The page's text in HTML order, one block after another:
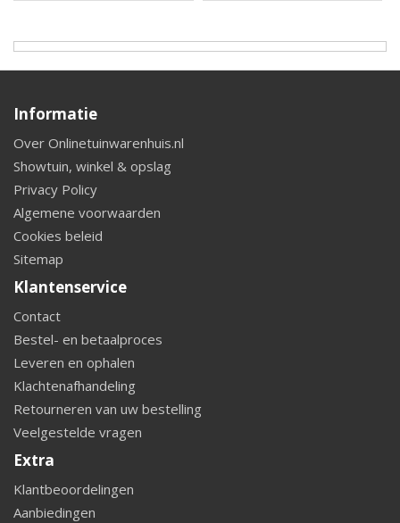
Informatie
Over Onlinetuinwarenhuis.nl
Showtuin, winkel & opslag
Privacy Policy
Algemene voorwaarden
Cookies beleid
Sitemap
Klantenservice
Contact
Bestel- en betaalproces
Leveren en ophalen
Klachtenafhandeling
Retourneren van uw bestelling
Veelgestelde vragen
Extra
Klantbeoordelingen
Aanbiedingen